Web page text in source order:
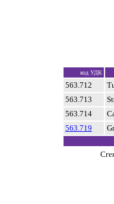
код УДК
563.712
563.713
563.714
563.719